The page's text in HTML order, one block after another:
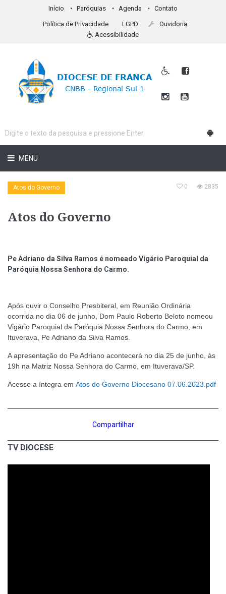
Início Paróquias Agenda Contato
Política de Privacidade LGPD
Ouvidoria
Acessibilidade
MENU
Atos do Governo 0 2835
Atos do Governo
Pe Adriano da Silva Ramos é nomeado Vigário Paroquial da
Paróquia Nossa Senhora do Carmo.
Após ouvir o Conselho Presbiteral, em Reunião Ordinária
ocorrida no dia 06 de junho, Dom Paulo Roberto Beloto nomeou
Vigário Paroquial da Paróquia Nossa Senhora do Carmo, em
Ituverava, Pe Adriano da Silva Ramos.
A apresentação do Pe Adriano acontecerá no dia 25 de junho, às
19h na Matriz Nossa Senhora do Carmo, em Ituverava/SP.
Acesse a íntegra em Atos do Governo Diocesano 07.06.2023.pdf
Compartilhar
TV DIOCESE